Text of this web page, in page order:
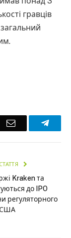
гравців
Email
Kraken та
до IPO
регуляторного
США